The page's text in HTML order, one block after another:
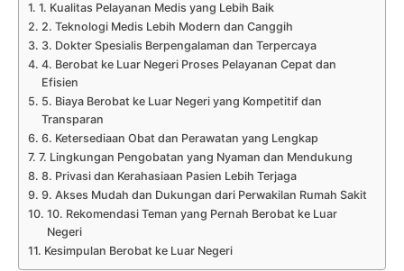
1. Kualitas Pelayanan Medis yang Lebih Baik
2. Teknologi Medis Lebih Modern dan Canggih
3. Dokter Spesialis Berpengalaman dan Terpercaya
4. Berobat ke Luar Negeri Proses Pelayanan Cepat dan
Efisien
5. Biaya Berobat ke Luar Negeri yang Kompetitif dan
Transparan
6. Ketersediaan Obat dan Perawatan yang Lengkap
7. Lingkungan Pengobatan yang Nyaman dan Mendukung
8. Privasi dan Kerahasiaan Pasien Lebih Terjaga
9. Akses Mudah dan Dukungan dari Perwakilan Rumah Sakit
10. Rekomendasi Teman yang Pernah Berobat ke Luar
Negeri
Kesimpulan Berobat ke Luar Negeri